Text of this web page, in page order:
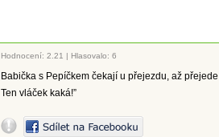
Hodnocení: 2.21 | Hlasovalo: 6
Babička s Pepíčkem čekají u přejezdu, až
Ten vláček kaká!”